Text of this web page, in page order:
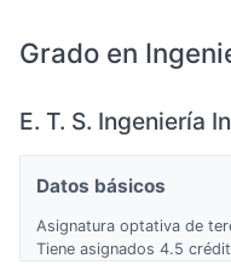
Grado en
E. T. S. Ingeniería
Datos básicos
Asignatura optativa de
Tiene asignados 4.5